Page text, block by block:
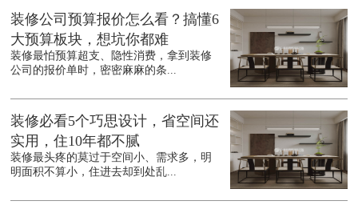
装修公司预算报价怎么看？搞懂6
大预算板块，想坑你都难
装修最怕预算超支、隐性消费，拿到装修
公司的报价单时，密密麻麻的条...
装修必看5个巧思设计，省空间还
实用，住10年都不腻
装修最头疼的莫过于空间小、需求多，明
明面积不算小，住进去却到处乱...